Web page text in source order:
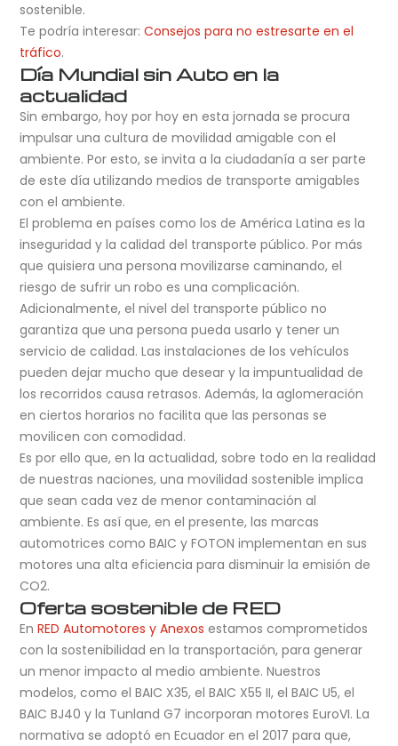
sostenible.
Te podría interesar:Consejos para no estresarte en el
tráfico.
Día Mundial sin Auto en la
actualidad
Sin embargo, hoy por hoy en esta jornada se procura
impulsar una cultura de movilidad amigable con el
ambiente. Por esto, se invita a la ciudadanía a ser parte
de este día utilizando medios de transporte amigables
con el ambiente.
El problema en países como los de América Latina es la
inseguridad y la calidad del transporte público. Por más
que quisiera una persona movilizarse caminando, el
riesgo de sufrir un robo es una complicación.
Adicionalmente, el nivel del transporte público no
garantiza que una persona pueda usarlo y tener un
servicio de calidad. Las instalaciones de los vehículos
pueden dejar mucho que desear y la impuntualidad de
los recorridos causa retrasos. Además, la aglomeración
en ciertos horarios no facilita que las personas se
movilicen con comodidad.
Es por ello que, en la actualidad, sobre todo en la realidad
de nuestras naciones, una movilidad sostenible implica
que sean cada vez de menor contaminación al
ambiente. Es así que, en el presente, las marcas
automotrices como BAIC y FOTON implementan en sus
motores una alta eficiencia para disminuir la emisión de
CO2.
Oferta sostenible de RED
EnRED Automotores y Anexos estamos comprometidos
con la sostenibilidad en la transportación, para generar
un menor impacto al medio ambiente. Nuestros
modelos, como el BAIC X35, el BAIC X55 II, el BAIC U5, el
BAIC BJ40 y la Tunland G7 incorporan motores EuroVI. La
normativa se adoptó en Ecuador en el 2017 para que,